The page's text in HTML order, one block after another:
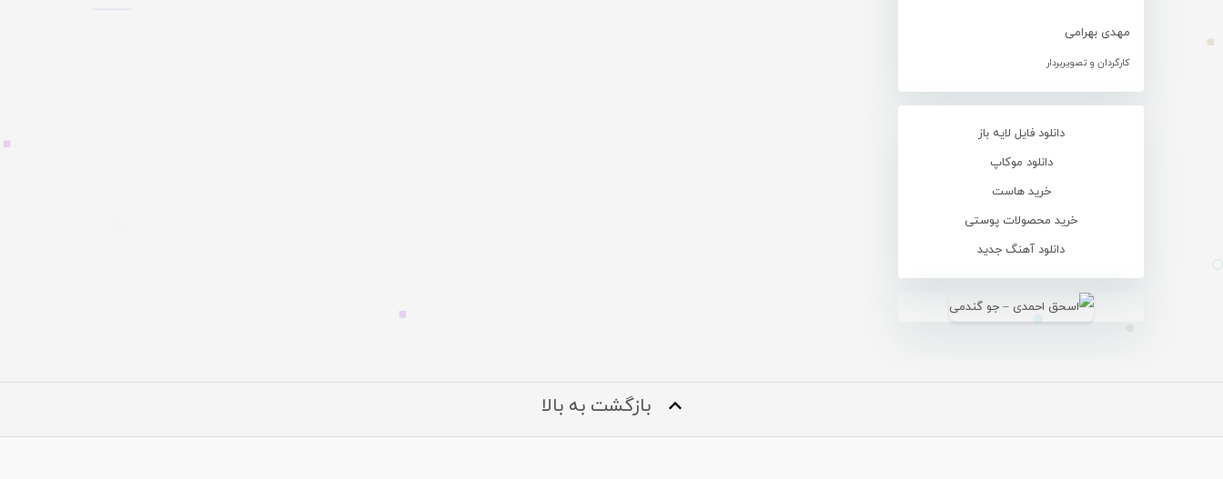
مهدی بهرامی
کارگردان و تصویربردار
دانلود فایل لایه باز
دانلود موکاپ
خرید هاست
خرید محصولات پوستی
دانلود آهنگ جدید
بازگشت به بالا